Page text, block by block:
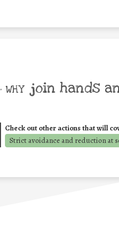
• WHY join hands
Check out other actions that will
Strict avoidance and reduction at